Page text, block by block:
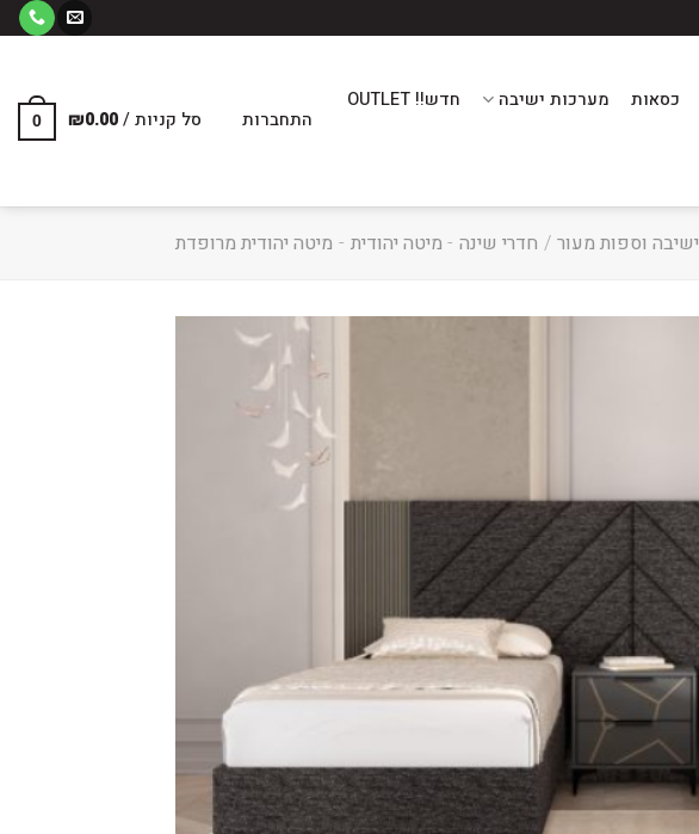
כסאות מערכות ישיבה
חדש!! OUTLET
התחברות סל קניות / ₪0.00
0
וספות מעור / חדרי שינה - מיטה יהודית - מיטה יהודית מרופדת